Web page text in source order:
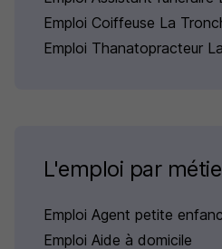
Emploi Coiffeuse La
Emploi Thanatopracteur
L'emploi par
Emploi Agent petite
Emploi Aide à domicile